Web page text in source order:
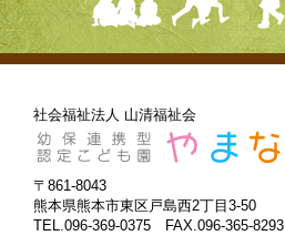
社会福祉法人 山清福祉会
〒861-8043
熊本県熊本市東区戸島西2丁目3-50
TEL.096-369-0375 FAX.096-365-8293